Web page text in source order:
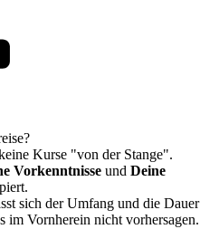
Kurse "von der Stange".
Vorkenntnisse und Deine
sich der Umfang und die Dauer
im Vornherein nicht vorhersagen.